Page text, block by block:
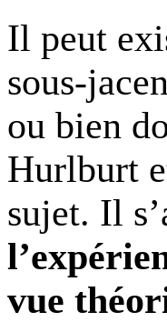
Il peut
sous-
ou bien
Hurlburt
sujet. Il
vue